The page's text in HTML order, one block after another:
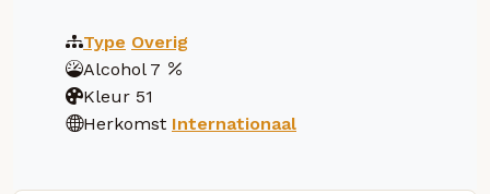
Type Overig
Alcohol 7
Kleur 51
Herkomst Internationaal